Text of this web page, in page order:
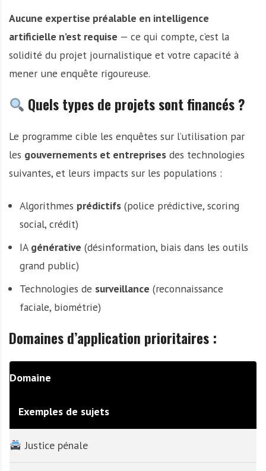
Aucune expertise préalable en intelligence
artificielle n’est requise — ce qui compte, c’est la
solidité du projet journalistique et votre capacité à
mener une enquête rigoureuse.
Quels types de projets sont financés ?
Le programme cible les enquêtes sur l’utilisation par
les gouvernements et entreprises des technologies
suivantes, et leurs impacts sur les populations :
Algorithmes prédictifs(police prédictive, scoring
social, crédit)
IA générative (désinformation, biais dans les outils
grand public)
Technologies de surveillance (reconnaissance
faciale, biométrie)
Domaines d’application prioritaires :
Domaine
Exemples de sujets
Justice pénale